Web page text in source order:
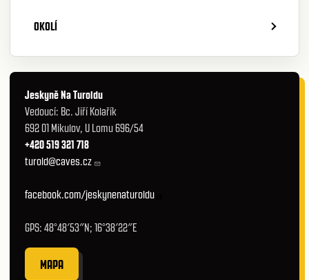
OKOLÍ
Jeskyně Na Turoldu
Vedoucí: Bc. Jiří Kolařík
692 01 Mikulov, U Lomu 696/54
+420 519 321 718
turold@caves.cz
facebook.com/jeskynenaturoldu
GPS: 48°48′53″N; 16°38′22″E
MAPA